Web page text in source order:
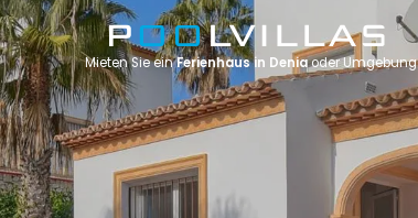
Mieten Sie einFerienhaus in Deniaoder Umgebung